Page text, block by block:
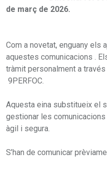
de març de 2026.
Com a novetat, enguany els
aquestes comunicacions .
tràmit personalment a
9PERFOC.
Aquesta eina substitueix el
gestionar les
àgil i segura.
S’han de comunicar